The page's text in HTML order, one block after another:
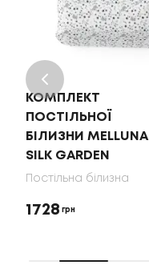
КОМПЛЕКТ
ПОСТІЛЬНОЇ
БІЛИЗНИ MELLUNA
SILK GARDEN
Постільна білизна
1728 грн